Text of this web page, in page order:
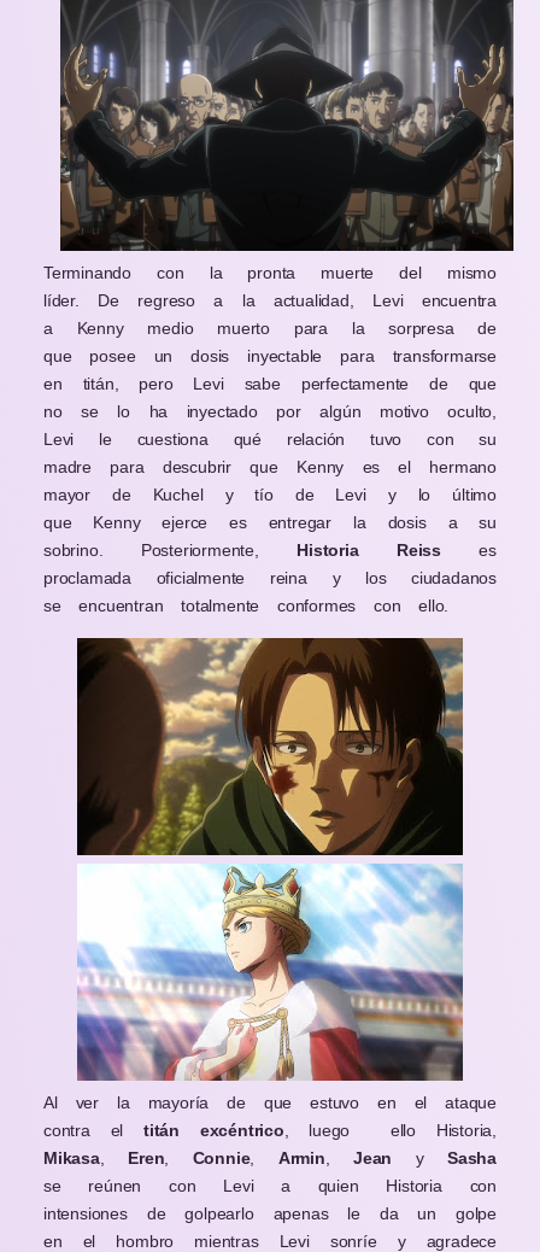
Terminando con la pronta muerte del mismo
líder. De regreso a la actualidad, Levi encuentra
a Kenny medio muerto para la sorpresa de
que posee un dosis inyectable para transformarse
en titán, pero Levi sabe perfectamente de que
no se lo ha inyectado por algún motivo oculto,
Levi le cuestiona qué relación tuvo con su
madre para descubrir que Kenny es el hermano
mayor de Kuchel y tío de Levi y lo último
que Kenny ejerce es entregar la dosis a su
sobrino. Posteriormente, Historia Reiss es
proclamada oficialmente reina y los ciudadanos
se encuentran totalmente conformes con ello.
Al ver la mayoría de que estuvo en el ataque
contra el titán excéntrico , luego
ello Historia,
Mikasa, Eren Connie, Armin ,Jean y Sasha
se reúnen con Levi a quien Historia con
intensiones de golpearlo apenas le da un golpe
en el hombro mientras Levi sonríe y agradece